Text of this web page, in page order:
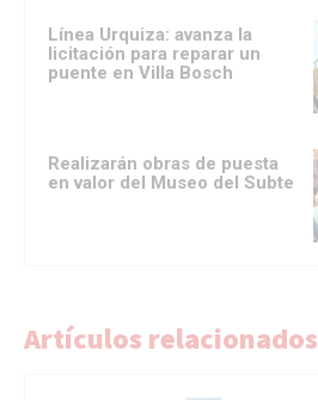
Línea Urquiza: avanza la
licitación para reparar un
puente en Villa Bosch
Realizarán obras de puesta
en valor del Museo del Subte
Artículos relacionados